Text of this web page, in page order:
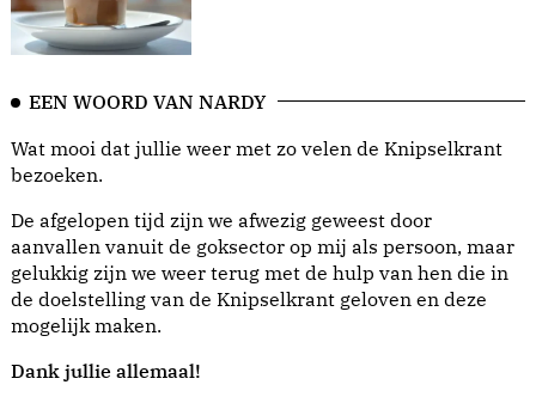
EEN WOORD VAN NARDY
Wat mooi dat jullie weer met zo velen de Knipselkrant
bezoeken.
De afgelopen tijd zijn we afwezig geweest door
aanvallen vanuit de goksector op mij als persoon, maar
gelukkig zijn we weer terug met de hulp van hen die in
de doelstelling van de Knipselkrant geloven en deze
mogelijk maken.
Dank jullie allemaal!